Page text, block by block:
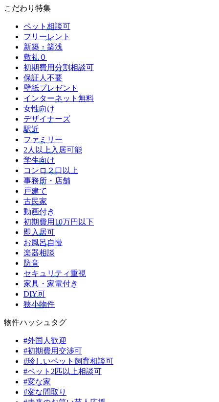
こだわり特集
ペット相談可
フリーレント
新築・築浅
敷礼０
初期費用分割相談可
保証人不要
壁紙プレゼント
インターネット無料
女性向け
デザイナーズ
駅近
ファミリー
2人以上入居可能
学生向け
コンロ２口以上
事務所・店舗
戸建て
古民家
動画付き
初期費用10万円以下
即入居可
お風呂自慢
楽器相談
防音
セキュリティ重視
家具・家電付き
DIY可
狭小物件
物件ハッシュタグ
#外国人歓迎
#初期費用交渉可
#珍しいペット飼育相談可
#ペット2匹以上相談可
#変な家
#変な間取り